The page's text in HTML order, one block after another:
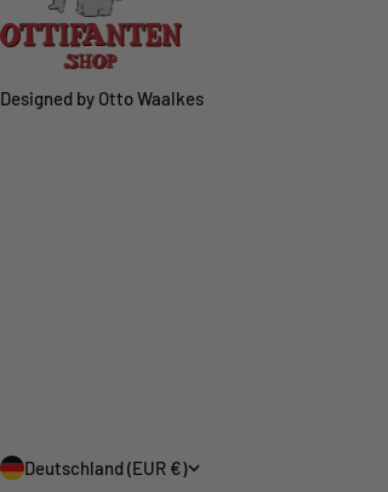
Designed by Otto Waalkes
L Deutschland (EUR €)